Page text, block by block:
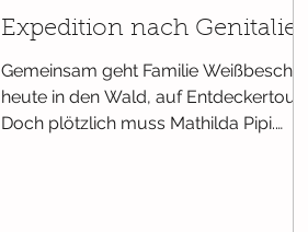
Expedition nach Genitalien
Gemeinsam geht Familie Weißbescheid
heute in den Wald, auf Entdeckertour.
Doch plötzlich muss Mathilda Pipi.